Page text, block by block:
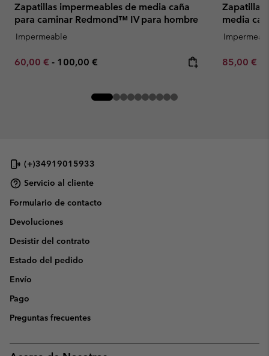
Zapatillas impermeables de media caña
para caminar Redmond™ IV para hombre
Impermeable
Minimum sale price:
60,00 € - Maximum price:
100,00 €
Zapatillas
media
Minimum
85,00 €
(+)34919015933
Servicio al cliente
Formulario de contacto
Devoluciones
Desistir del contrato
Estado del pedido
Envío
Pago
Preguntas frecuentes